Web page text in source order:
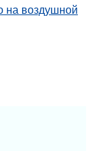
на воздушной